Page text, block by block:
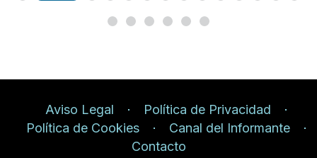
Aviso Legal
Política de Privacidad
Política de Cookies
Canal del Informante
Contacto